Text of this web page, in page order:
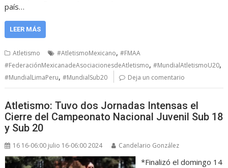
país…
LEER MÁS
Atletismo #AtletismoMexicano,#FMAA
#FederaciónMexicanadeAsociacionesdeAtletismo,#MundialAtletismoU20,
#MundialLimaPeru,#MundialSub20 Deja un comentario
Atletismo: Tuvo dos Jornadas Intensas el
Cierre del Campeonato Nacional Juvenil Sub 18
y Sub 20
16 16-06:00 julio 16-06:00 2024 Candelario González
*Finalizó el domingo 14